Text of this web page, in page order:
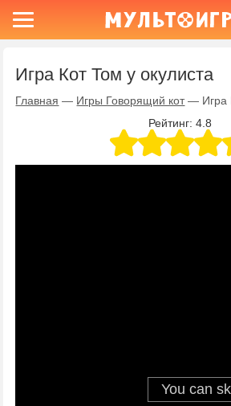
Игра Кот Том у окулиста
Главная — Игры Говорящий кот — Игра
Рейтинг: 4.8